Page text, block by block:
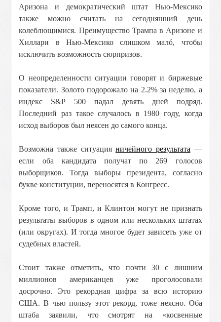
Аризона и демократический штат Нью-Мексико
также можно считать на сегодняшний день
колеблющимися. Преимущество Трампа в Аризоне и
Хиллари в Нью-Мексико слишком малó, чтобы
исключить возможность сюрпризов.
О неопределенности ситуации говорят и биржевые
показатели. Золото подорожало на 2.2% за неделю, а
индекс S&P 500 падал девять дней подряд.
Последний раз такое случалось в 1980 году, когда
исход выборов был неясен до самого конца.
Возможна также ситуацияничейного результата —
если оба кандидата получат по 269 голосов
выборщиков. Тогда выборы президента, согласно
букве конституции, переносятся в Конгресс.
Кроме того, и Трамп, и Клинтон могут не признать
результаты выборов в одном или нескольких штатах
(или округах). И тогда многое будет зависеть уже от
судебных властей.
Стоит также отметить, что почти 30 с лишним
миллионов американцев уже проголосовали
досрочно. Это рекордная цифра за всю историю
США. В чью пользу этот рекорд, тоже неясно. Оба
штаба заявили, что смотрят на «косвенные